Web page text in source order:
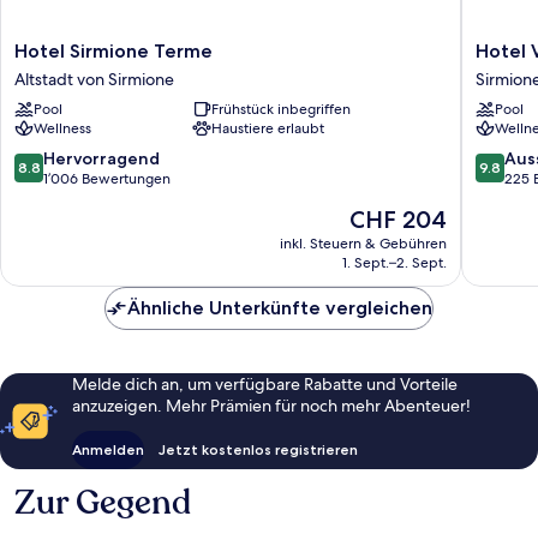
Hotel
Sirmione
Terme
Altstadt
von
Sirmione
Hotel Sirmione Terme
Altstadt von Sirmione
Pool
Frühstück inbegriffen
Wellness
Haustiere erlaubt
8.8
von
8.8 Hervorragend
1’006 Bewertungen
Der
Preis
beträgt
CHF 204
inkl. Steuern & Gebühren
1. Sept.–2. Sept.
Hotel
Vinci
Hotel
Pool
9.8
von
9.8
225
Ähnliche Unterkünfte vergleichen
Melde dich an, um verfügbare Rabatte und Vorteile
anzuzeigen. Mehr Prämien für noch mehr Abenteuer!
Anmelden Jetzt kostenlos registrieren
Zur Gegend